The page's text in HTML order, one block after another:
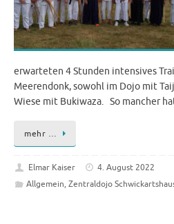
erwarteten 4 Stunden intensives
Meerendonk, sowohl im Dojo mit
Wiese mit Bukiwaza. So mancher
mehr …
Elmar Kaiser
4. August 2022
Allgemein, Zentraldojo